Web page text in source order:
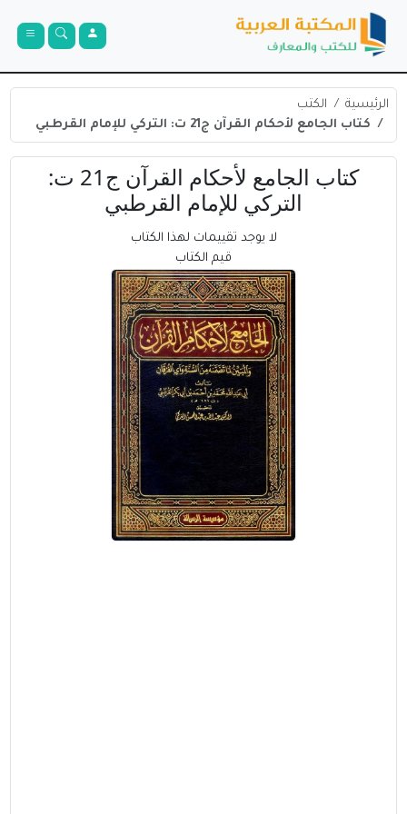
الرئيسية
الكتب
كتاب الجامع لأحكام القرآن ج21 ت: التركي للإمام القرطبي
كتاب الجامع لأحكام القرآن ج21 ت:
التركي للإمام القرطبي
لا يوجد تقييمات لهذا الكتاب
قيم الكتاب